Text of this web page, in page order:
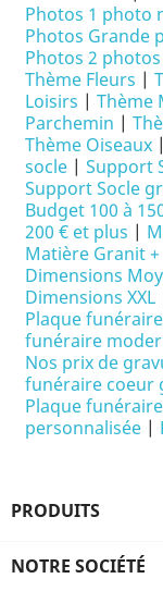
Photos 1 photo
Photos Grande
Photos 2
Thème Fleurs |
Loisirs | Thème
Parchemin |
Thème Oiseaux |
socle | Support
Support Socle
Budget 100 à
200 € et plus |
Matière Granit +
Dimensions
Dimensions XXL
Plaque
funéraire
Nos prix de
funéraire coeur
Plaque
personnalisée |
PRODUITS
NOTRE SOCIÉTÉ